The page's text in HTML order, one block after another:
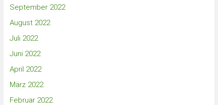
September 2022
August 2022
Juli 2022
Juni 2022
April 2022
März 2022
Februar 2022